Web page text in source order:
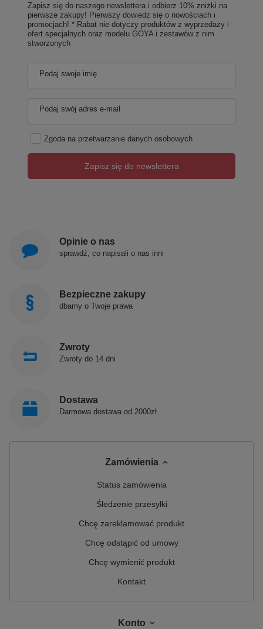
Zapisz się do naszego newslettera i odbierz 10% zniżki na
pierwsze zakupy! Pierwszy dowiedz się o nowościach i
promocjach! * Rabat nie dotyczy produktów z wyprzedaży i
ofert specjalnych oraz modelu GOYA i zestawów z nim
stworzonych
Podaj swoje imię
Podaj swój adres e-mail
Zgoda na przetwarzanie danych osobowych
Zapisz się do newslettera
Opinie o nas
sprawdź, co napisali o nas inni
Bezpieczne zakupy
dbamy o Twoje prawa
Zwroty
Zwroty do 14 dni
Dostawa
Darmowa dostawa od 2000zł
Zamówienia
Status zamówienia
Śledzenie przesyłki
Chcę zareklamować produkt
Chcę odstąpić od umowy
Chcę wymienić produkt
Kontakt
Konto